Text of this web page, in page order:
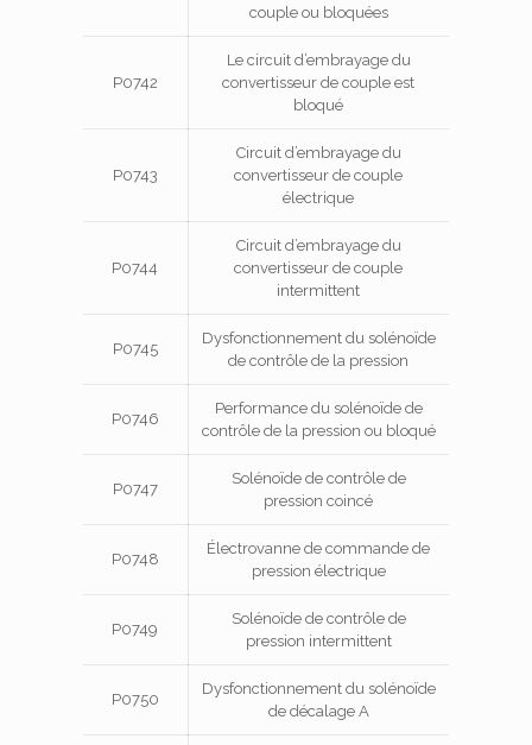
couple ou bloquées
P0742
Le circuit d’embrayage du
convertisseur de couple est
bloqué
P0743
Circuit d’embrayage du
convertisseur de couple
électrique
P0744
Circuit d’embrayage du
convertisseur de couple
intermittent
P0745
Dysfonctionnement du solénoïde
de contrôle de la pression
P0746
Performance du solénoïde de
contrôle de la pression ou bloqué
P0747
Solénoïde de contrôle de
pression coincé
P0748
Électrovanne de commande de
pression électrique
P0749
Solénoïde de contrôle de
pression intermittent
P0750
Dysfonctionnement du solénoïde
de décalage A